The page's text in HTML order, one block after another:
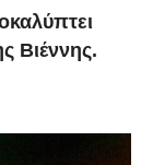
Βιέννης.